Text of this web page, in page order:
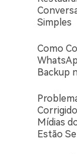
Simples
Como
Backup
Mídias
Estão